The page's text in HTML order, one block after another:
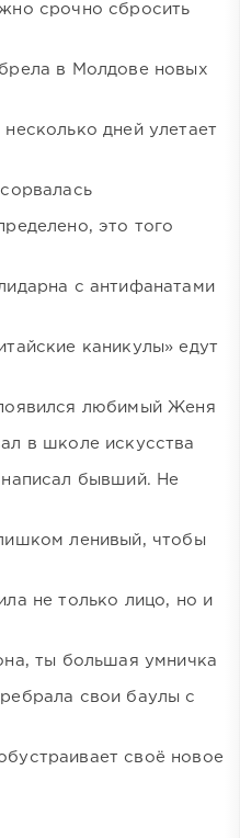
срочно сбросить
в Молдове новых
дней улетает
это того
с антифанатами
каникулы» едут
любимый Женя
в школе искусства
бывший. Не
ленивый, чтобы
не только лицо, но и
ты большая умничка
свои баулы с
своё новое